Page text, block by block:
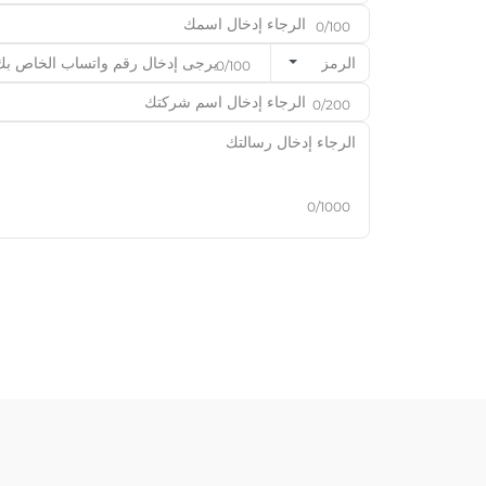
0/100
الرمز 0/100
0/200
0/1000